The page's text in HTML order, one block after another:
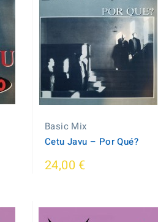
Basic Mix
Cetu Javu – Por Qué?
24,00 €